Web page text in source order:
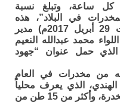
ساعة، وتبلغ نسبة
المخدرات في البلاد”، هذه
الحقيقة أفصح عنها اليوم (السبت 29 أبريل 2017م) مدير
محمد عبدالله النعيم
حمل عنوان “جهود
من مخدرات في العام
القنب الهندي، الذي يعرف محلياً
بـ(البنقو)، وأكثر من 3 مليون حبة مخدرة، وأكثر من 15 طن من